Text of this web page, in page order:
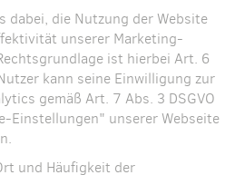
dabei, die Nutzung der Website
unserer Marketing-
ist hierbei Art. 6
kann seine Einwilligung zur
gemäß Art. 7 Abs. 3 DSGVO
Einstellungen" unserer Webseite
und Häufigkeit der